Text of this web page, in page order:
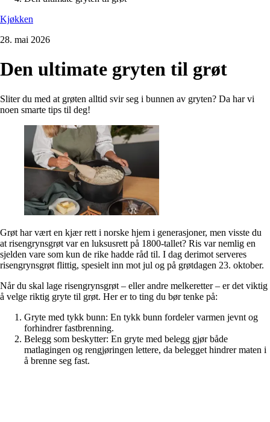
Kjøkken
28. mai 2026
Den ultimate gryten til grøt
Sliter du med at grøten alltid svir seg i bunnen av gryten? Da har vi
noen smarte tips til deg!
Grøt har vært en kjær rett i norske hjem i generasjoner, men visste du
at risengrynsgrøt var en luksusrett på 1800-tallet? Ris var nemlig en
sjelden vare som kun de rike hadde råd til. I dag derimot serveres
risengrynsgrøt flittig, spesielt inn mot jul og på grøtdagen 23. oktober.
Når du skal lage risengrynsgrøt – eller andre melkeretter – er det viktig
å velge riktig gryte til grøt. Her er to ting du bør tenke på:
Gryte med tykk bunn: En tykk bunn fordeler varmen jevnt og
forhindrer fastbrenning.
Belegg som beskytter: En gryte med belegg gjør både
matlagingen og rengjøringen lettere, da belegget hindrer maten i
å brenne seg fast.